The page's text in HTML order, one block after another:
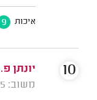
איכות 9
יונתן
משוב: 20/07/2025
10